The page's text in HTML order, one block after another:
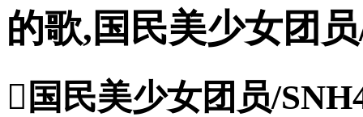
的歌,国民美少女团
 国民美少女团员/